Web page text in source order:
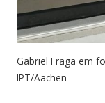
Gabriel Fraga em
IPT/Aachen